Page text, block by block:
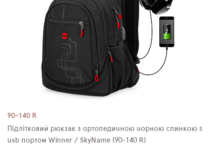
90-140 R
Підлітковий рюкзак з ортопедичною чорною спинкою з
usb портом Winner / SkyName (90-140 R)